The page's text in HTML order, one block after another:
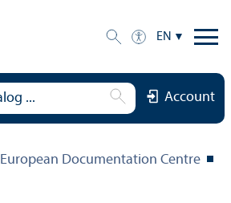
EN
Account
European Documentation Centre